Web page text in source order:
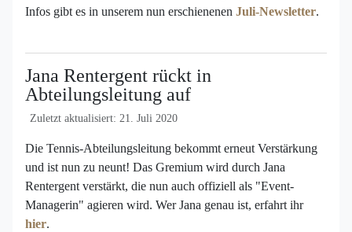
Infos gibt es in unserem nun erschienenen Juli-Newsletter.
Jana Rentergent rückt in
Abteilungsleitung auf
Zuletzt aktualisiert: 21. Juli 2020
Die Tennis-Abteilungsleitung bekommt erneut Verstärkung
und ist nun zu neunt! Das Gremium wird durch Jana
Rentergent verstärkt, die nun auch offiziell als "Event-
Managerin" agieren wird. Wer Jana genau ist, erfahrt ihr
hier.